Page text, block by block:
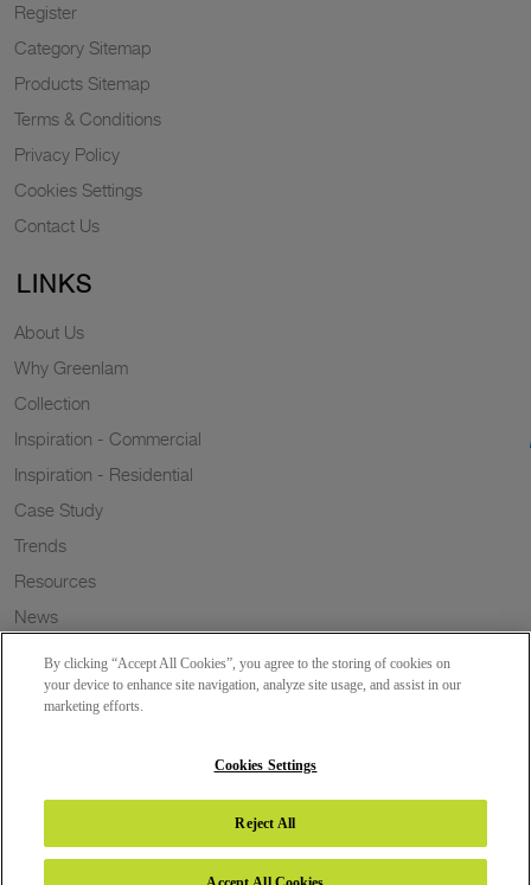
Register
Category Sitemap
Products Sitemap
Terms & Conditions
Privacy Policy
Cookies Settings
Contact Us
LINKS
About Us
Why Greenlam
Collection
Inspiration - Commercial
Inspiration - Residential
Case Study
Trends
Resources
News
Wish to a Customer
Copyright 2026 © Greenlam Industries Limited. All rights reserved.
By clicking “Accept All Cookies”, you agree to the storing of cookies on
your device to enhance site navigation, analyze site usage, and assist in our
marketing efforts.
Cookies Settings
Reject All